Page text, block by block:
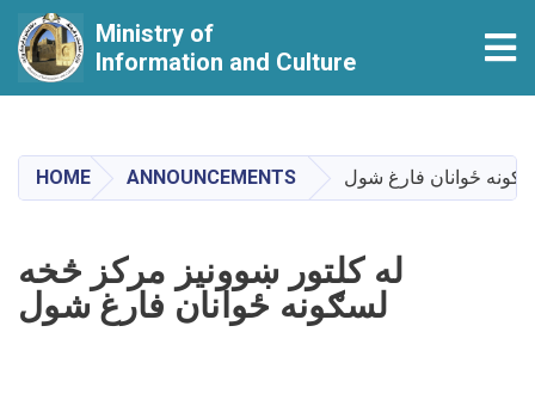
main
content
Ministry of
Information and Culture
HOME ANNOUNCEMENTS ځوانان فارغ شول
له کلتور ښوونيز مرکز څخه
لسګونه ځوانان فارغ شول